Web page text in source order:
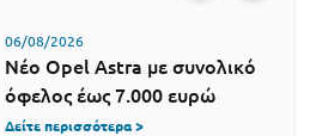
06/08/2026
Νέο Opel Astra με συνολικό
όφελος έως 7.000 ευρώ
Δείτε περισσότερα >